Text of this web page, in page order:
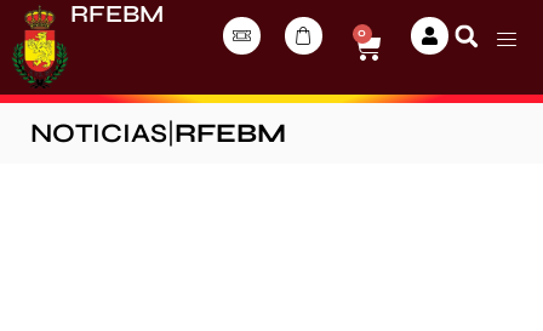
RFEBM
0
NOTICIAS RFEBM